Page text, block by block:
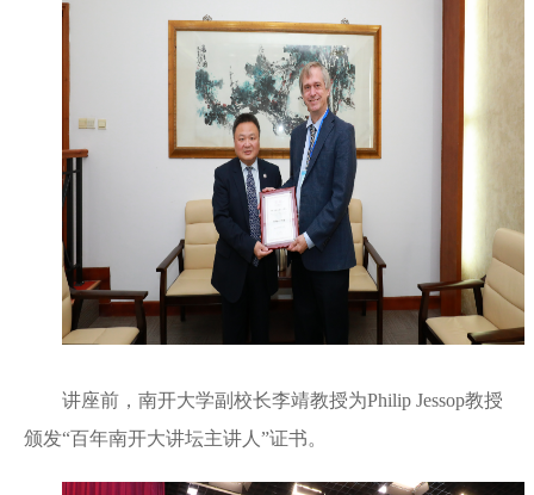
讲座前，南开大学副校长李靖教授为Philip Jessop教授
颁发“百年南开大讲坛主讲人”证书。